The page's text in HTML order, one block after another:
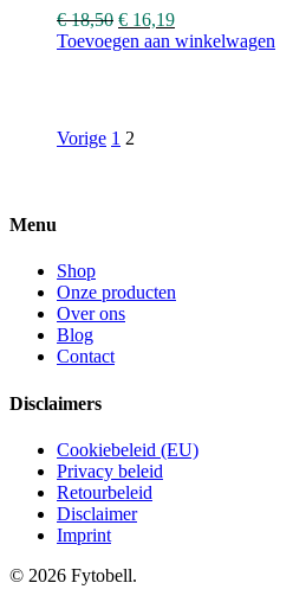
€18,50 € 16,19
Toevoegen aan winkelwagen
Vorige 1 2
Menu
Shop
Onze producten
Over ons
Blog
Contact
Disclaimers
Cookiebeleid (EU)
Privacy beleid
Retourbeleid
Disclaimer
Imprint
© 2026 Fytobell.